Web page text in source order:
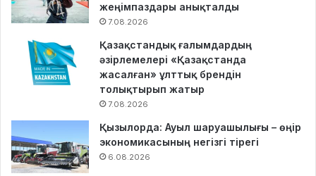
жеңімпаздары анықталды
7.08.2026
Қазақстандық ғалымдардың
әзірлемелері «Қазақстанда
жасалған» ұлттық брендін
толықтырып жатыр
7.08.2026
Қызылорда: Ауыл шаруашылығы – өңір
экономикасының негізгі тірегі
6.08.2026